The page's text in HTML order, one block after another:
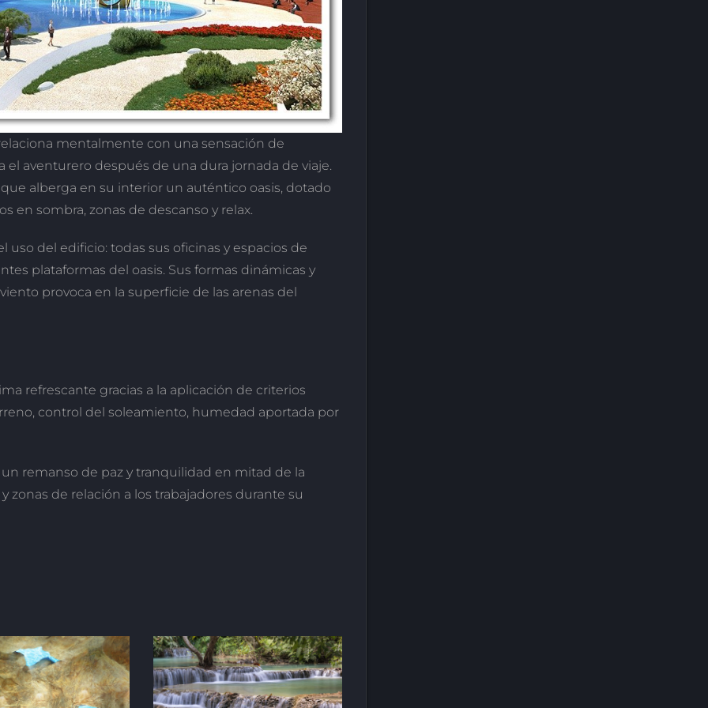
mentalmente con una sensación de
el aventurero después de una dura jornada de viaje.
alberga en su interior un auténtico oasis, dotado
en sombra, zonas de descanso y relax.
uso del edificio: todas sus oficinas y espacios de
plataformas del oasis. Sus formas dinámicas y
provoca en la superficie de las arenas del
refrescante gracias a la aplicación de criterios
control del soleamiento, humedad aportada por
remanso de paz y tranquilidad en mitad de la
zonas de relación a los trabajadores durante su